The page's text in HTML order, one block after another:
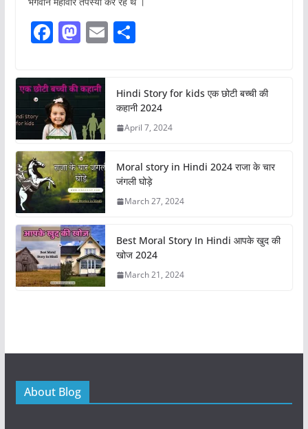
F
c
e
b
o
o
k
M
st
o
d
o
n
E S
e
Hindi Story for kids एक छोटी बच्ची की
कहानी 2024
April 7, 2024
Moral story in Hindi 2024 राजा के चार
जंगली घोड़े
March 27, 2024
Best Moral Story In Hindi आपके खुद की
खोज 2024
March 21, 2024
About Blog